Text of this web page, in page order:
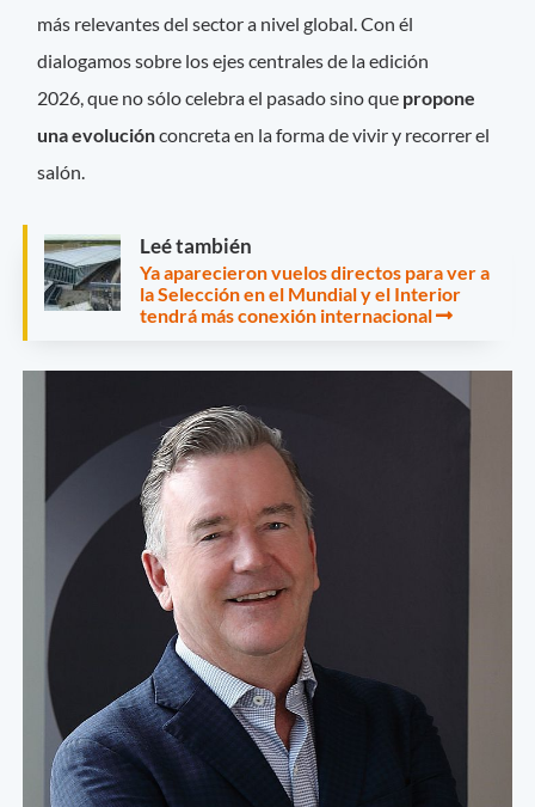
más relevantes del sector a nivel global. Con él
dialogamos sobre los ejes centrales de la edición
2026, que no sólo celebra el pasado sino que propone
una evoluciónconcreta en la forma de vivir y recorrer el
salón.
Leé también
Ya aparecieron vuelos directos para ver a
la Selección en el Mundial y el Interior
tendrá más conexión internacional